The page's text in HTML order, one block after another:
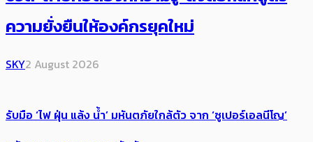
ความยั่งยืนให้องค์กรยุคใหม่
SKY2 August 2026
รับมือ ‘ไฟ ฝุ่น แล้ง น้ำ’ มหันตภัยใกล้ตัว จาก ‘ซูเปอร์เอลนีโญ’